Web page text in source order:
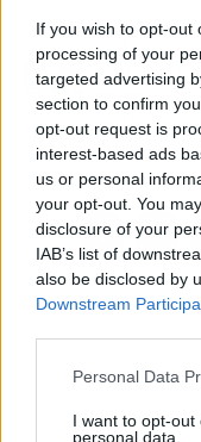
If you wish to opt-out
processing of your
targeted advertising
section to confirm
opt-out request is
interest-based ads
us or personal
your opt-out. You
disclosure of your
IAB’s list of
also be disclosed by
Downstream
Personal Data
I want to opt-
personal data.
Artículo anterior
Real Madrid,
Athletic: El
tendrán que
impuestos no